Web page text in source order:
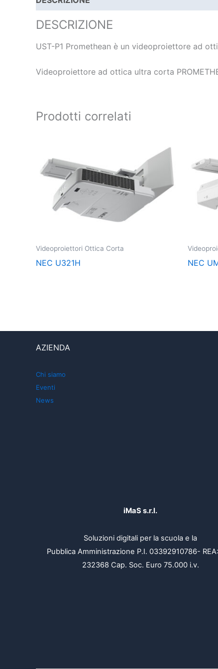
DESCRIZIONE
UST-P1 Promethean è un videoproiettore ad
Videoproiettore ad ottica ultra corta
Prodotti correlati
Videoproiettori Ottica Corta
NEC U321H NEC
AZIENDA
Chi siamo
Eventi
News
iMaS s.r.l.
Soluzioni digitali per la scuola e la
Pubblica Amministrazione P.I. 03392910786-
232368 Cap. Soc. Euro 75.000 i.v.